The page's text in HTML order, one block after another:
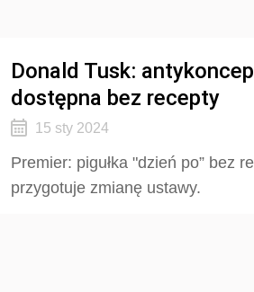
Donald Tusk:
dostępna bez recepty
15 sty 2024
Premier: pigułka "dzień po” bez
przygotuje zmianę ustawy.